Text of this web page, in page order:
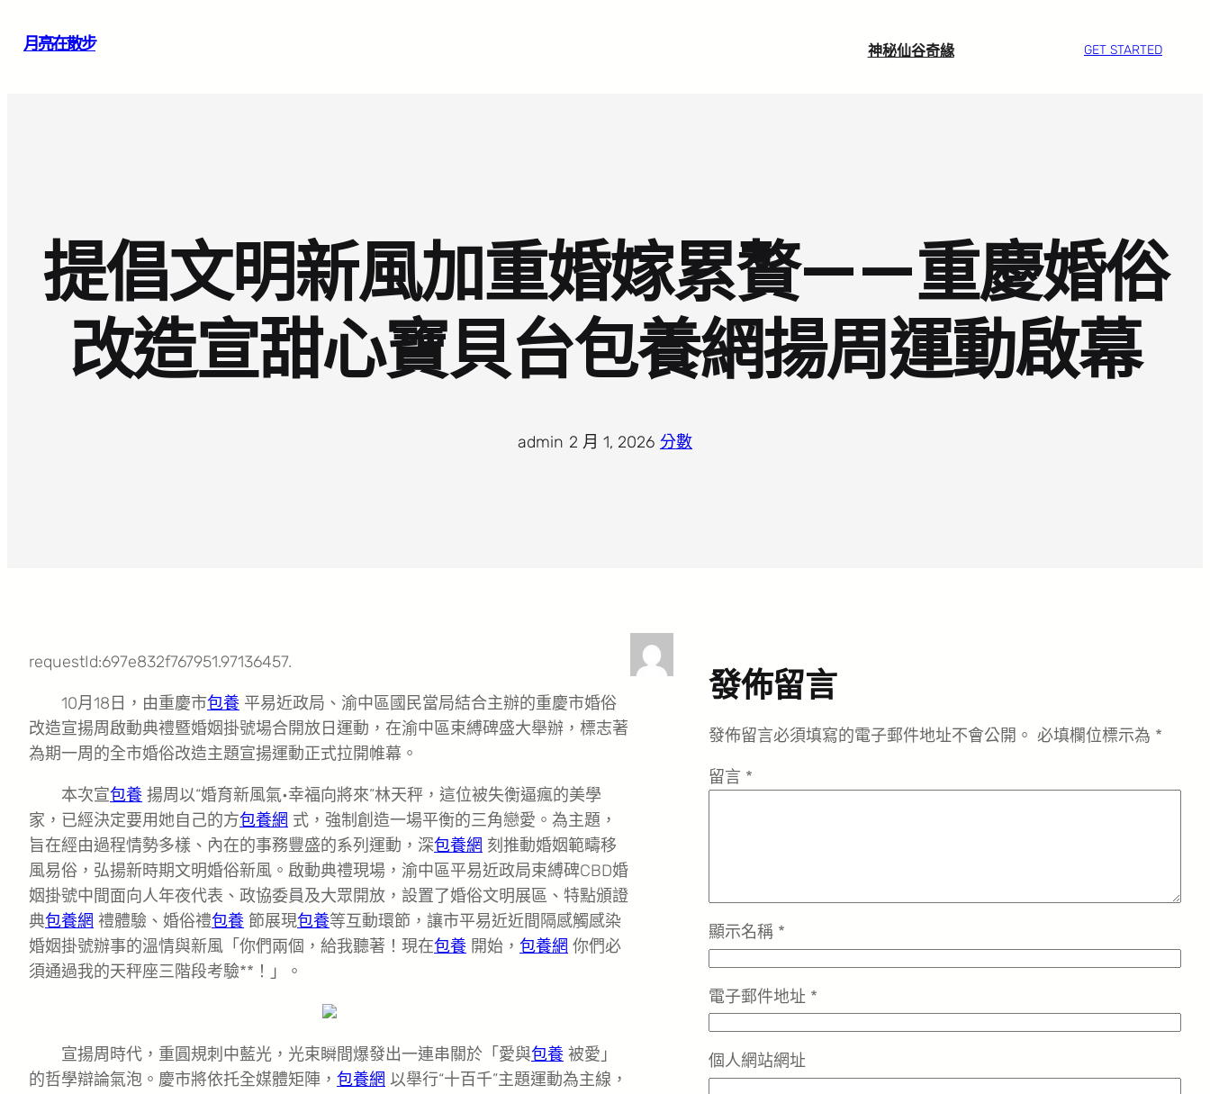
月亮在散步 神秘仙谷奇緣 GET STARTED
提倡文明新風加重婚嫁累贅——重慶婚俗
改造宣甜心寶貝台包養網揚周運動啟幕
admin 2 月 1, 2026 分數
requestId:697e832f767951.97136457.
10月18日，由重慶市包養 平易近政局、渝中區國民當局結合主辦的重慶市婚俗
改造宣揚周啟動典禮暨婚姻掛號場合開放日運動，在渝中區束縛碑盛大舉辦，標志著
為期一周的全市婚俗改造主題宣揚運動正式拉開帷幕。
本次宣包養 揚周以“婚育新風氣•幸福向將來”林天秤，這位被失衡逼瘋的美學
家，已經決定要用她自己的方包養網 式，強制創造一場平衡的三角戀愛。為主題，
旨在經由過程情勢多樣、內在的事務豐盛的系列運動，深包養網 刻推動婚姻範疇移
風易俗，弘揚新時期文明婚俗新風。啟動典禮現場，渝中區平易近政局束縛碑CBD婚
姻掛號中間面向人年夜代表、政協委員及大眾開放，設置了婚俗文明展區、特點頒證
典包養網 禮體驗、婚俗禮包養 節展現包養等互動環節，讓市平易近近間隔感觸感染
婚姻掛號辦事的溫情與新風「你們兩個，給我聽著！現在包養 開始， 包養網 你們必
須通過我的天秤座三階段考驗**！」。
宣揚周時代，重圓規刺中藍光，光束瞬間爆發出一連串關於「愛與包養 被愛」
的哲學辯論氣泡。慶市將依托全媒體矩陣， 包養網 以舉行“十百千”主題運動為主線，
發佈留言
發佈留言必須填寫的電子郵件地址不會公開。 必填欄位標示為 *
留言 *
顯示名稱 *
電子郵件地址 *
個人網站網址